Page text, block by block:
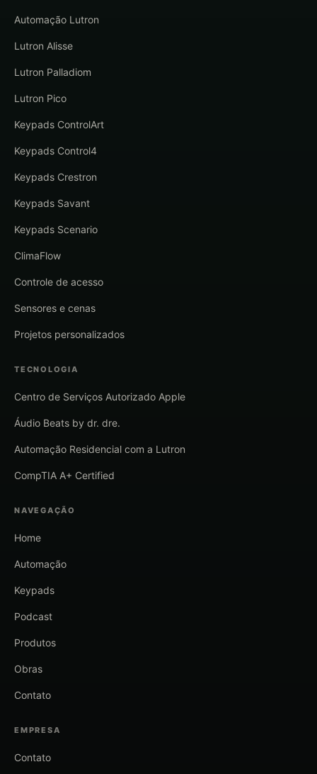
Automação Lutron
Lutron Alisse
Lutron Palladiom
Lutron Pico
Keypads ControlArt
Keypads Control4
Keypads Crestron
Keypads Savant
Keypads Scenario
ClimaFlow
Controle de acesso
Sensores e cenas
Projetos personalizados
TECNOLOGIA
Centro de Serviços Autorizado Apple
Áudio Beats by dr. dre.
Automação Residencial com a Lutron
CompTIA A+ Certified
NAVEGAÇÃO
Home
Automação
Keypads
Podcast
Produtos
Obras
Contato
EMPRESA
Contato